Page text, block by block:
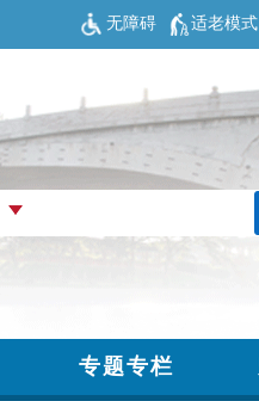
无障碍 适老模式